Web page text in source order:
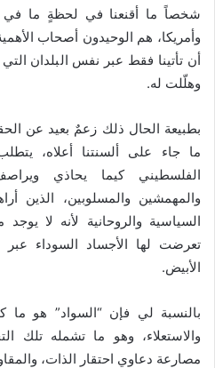
شخصاً ما أقنعنا في لحظةٍ ما في
وأمريكا، هم الوحيدون أصحاب
أن تأتينا فقط عبر نفس البلدان
وهلّلت له.
بطبيعة الحال ذلك زعمٌ بعيد عن
ما جاء على ألسنتنا أعلاه،
الفلسطيني كيما يحاذي
والمهمشين والمسلوبين، الذين
السياسية والروحانية لأنه لا
تعرضت لها الأجساد السوداء
الأبيض.
بالنسبة لي فإن “السواد” هو ما
والاستعلاء، وهو ما تشمله تلك
مصارعة دعاوي احتقار الذات،